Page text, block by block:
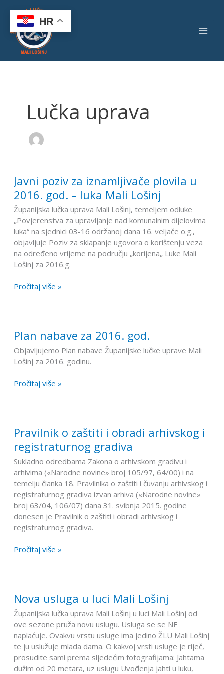
content
Lučka uprava
Javni poziv za iznamljivače plovila u
2016. god. – luka Mali Lošinj
Županijska lučka uprava Mali Lošinj, temeljem odluke
„Povjerenstva za upravljanje nad komunalnim dijelovima
luka“ na sjednici 03-16 održanoj dana 16. veljače o.g.,
objavljuje Poziv za sklapanje ugovora o korištenju veza
na određeno vrijeme na području „korijena„ Luke Mali
Lošinj za 2016.g.
Javni
poziv
za
iznamljivače
plovila
u
2016.
god.
–
Mali
Pročitaj više »
Plan nabave za 2016. god.
Objavljujemo Plan nabave Županijske lučke uprave Mali
Lošinj za 2016. godinu.
Plan
za
2016.
Pročitaj više »
Pravilnik o zaštiti i obradi arhivskog i
registraturnog gradiva
Sukladno odredbama Zakona o arhivskom gradivu i
arhivima («Narodne novine» broj 105/97, 64/00) i na
temelju članka 18. Pravilnika o zaštiti i čuvanju arhivskog i
registraturnog gradiva izvan arhiva («Narodne novine»
broj 63/04, 106/07) dana 31. svibnja 2015. godine
donesen je Pravilnik o zaštiti i obradi arhivskog i
registraturnog gradiva.
Pravilnik
zaštiti
i
obradi
arhivskog
i
registraturnog
gradiva
Pročitaj više »
Nova usluga u luci Mali Lošinj
Županijska lučka uprava Mali Lošinj u luci Mali Lošinj od
ove sezone pruža novu uslugu. Usluga se se NE
naplaćuje. Ovakvu vrstu usluge ima jedino ŽLU Mali Lošinj
te ju uslužuje mlada dama. O kakvoj vrsti usluge je riječ,
prosudite sami prema sljedećim fotografijama: Jahtama
dužim od 20 metara, uz uslugu Uvođenja jahti u luku,
Nova
usluga
u
luci
Mali
Lošinj
HR